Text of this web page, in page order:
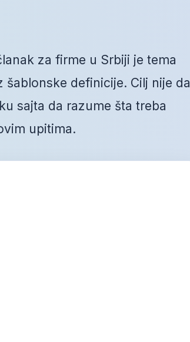
za firme u Srbiji je tema
definicije. Cilj nije da
sajta da razume šta treba
upitima.